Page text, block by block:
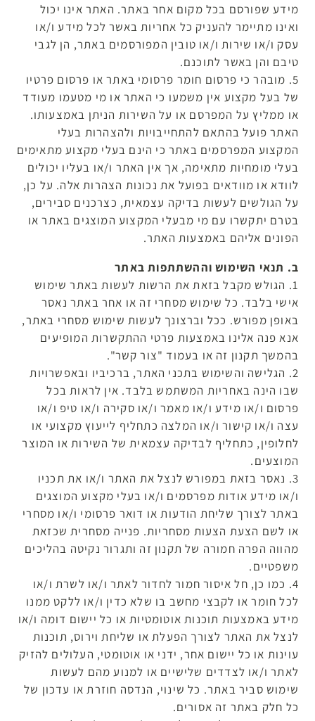
מידע שפורסם בכל מקום אחר באתר. האתר אינו יכול
ואינו מתיימר להעניק כל אחריות באשר לכל מידע ו/או
עסק ו/או שירות ו/או טובין המפורסמים באתר, הן לגבי
טיבם והן באשר לתוכנם.
5. מובהר כי פרסום חומר פרסומי באתר או פרסום פרטיו
של בעל מקצוע אין משמעו כי האתר או מי מטעמו מעודד
או ממליץ על המפרסם או על השירות הניתן באמצעותו.
האתר פועל בהתאם להתחייבויות ולהצהרות בעלי
המקצוע המפרסמים באתר כי הינם בעלי מקצוע מתאימים
בעלי מומחיות מתאימה, אך אין האתר ו/או בעליו יכולים
לוודא או מוודאים בפועל את נכונות הצהרות אלה. על כן,
על הגולשים לעשות בדיקה עצמאית, כצרכנים סבירים,
בטרם יתקשרו עם מי מבעלי המקצוע המוצגים באתר או
הפונים אליהם באמצעות האתר.
ב. תנאי השימוש וההשתתפות באתר
1. הגולש מקבל בזאת את הרשות לעשות באתר שימוש
אישי בלבד. כל שימוש מסחרי זה או אחר באתר נאסר
באופן מפורש. ככל וברצונך לעשות שימוש מסחרי באתר,
אנא פנה אלינו באמצעות פרטי ההתקשרות המופיעים
בהמשך תקנון זה או בעמוד "צור קשר".
2. הגלישה והשימוש בתכני האתר, ברכיביו ובאפשרויות
שבו הינה באחריות המשתמש בלבד. אין לראות בכל
פרסום ו/או מידע ו/או מאמר ו/או סקירה ו/או טיפ ו/או
עצה ו/או קישור ו/או המלצה כתחליף לייעוץ מקצועי או
לחלופין, כתחליף לבדיקה עצמאית של השירות או המוצר
המוצעים.
3. נאסר בזאת במפורש לנצל את האתר ו/או את תכניו
ו/או מידע אודות מפרסמים ו/או בעלי מקצוע המוצגים
באתר לצורך שליחת הודעות או דואר פרסומי ו/או מסחרי
או לשם הצעת הצעות מסחריות. פנייה מסחרית שכזאת
מהווה הפרה חמורה של תקנון זה ותגרור נקיטה בהליכים
משפטיים.
4. כמו כן, חל איסור חמור לחדור לאתר ו/או לשרת ו/או
לכל חומר או לקבצי מחשב בו שלא כדין ו/או ללקט ממנו
מידע באמצעות תוכנות אוטומטיות או כל יישום דומה ו/או
לנצל את האתר לצורך הפעלת או שליחת וירוס, תוכנות
עוינות או כל יישום אחר, ידני או אוטומטי, העלולים להזיק
לאתר ו/או לצדדים שלישיים או למנוע מהם לעשות
שימוש סביר באתר. כל שינוי, הנדסה חוזרת או עדכון של
כל חלק באתר זה אסורים.